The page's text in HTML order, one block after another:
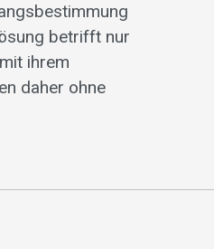
betrifft nur
ihrem
daher ohne